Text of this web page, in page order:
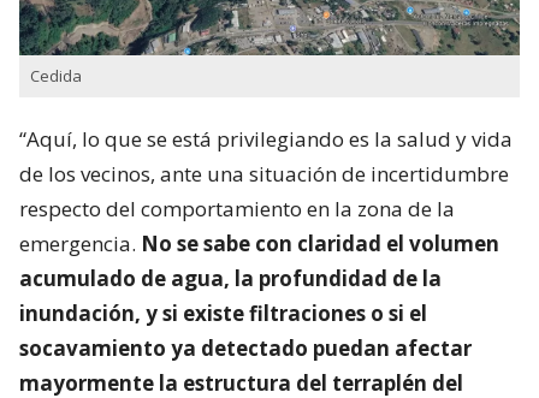
Cedida
“Aquí, lo que se está privilegiando es la salud y vida
de los vecinos, ante una situación de incertidumbre
respecto del comportamiento en la zona de la
emergencia. No se sabe con claridad el volumen
acumulado de agua, la profundidad de la
inundación, y si existe filtraciones o si el
socavamiento ya detectado puedan afectar
mayormente la estructura del terraplén del